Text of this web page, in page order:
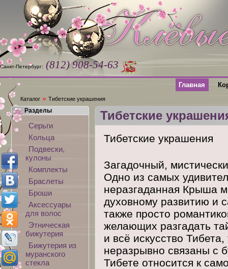
Санкт-Петербург: (812) 908-54-63
Главная
Каталог » Тибетские украшения
Тибетские
Тибетские украшения
Загадочный,
Одно из самых
неразгаданная Крыша
духовному развитию и
также просто
желающих разгадать
и всё искусство
неразрывно связаны с
Тибете относится к
Разделы
Серьги
Кольца
Подвески,
кулоны
Комплекты
Браслеты
Броши
Аксессуары
для волос
Этническая
бижутерия
Бижутерия из
муранского
стекла